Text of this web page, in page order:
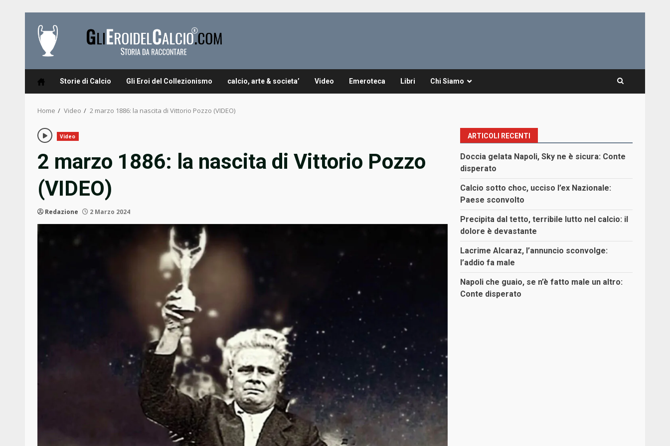
content
Storie di Calcio Gli Eroi del Collezionismo calcio, arte & societa’ Video Emeroteca Libri Chi Siamo
Home Video 2 marzo 1886: la nascita di Vittorio Pozzo (VIDEO)
Video
2 marzo 1886: la nascita di Vittorio Pozzo
(VIDEO)
Redazione 2 Marzo 2024
ARTICOLI RECENTI
Doccia gelata Napoli, Sky ne è sicura: Conte
disperato
Calcio sotto choc, ucciso l’ex Nazionale:
Paese sconvolto
Precipita dal tetto, terribile lutto nel calcio: il
dolore è devastante
Lacrime Alcaraz, l’annuncio sconvolge:
l’addio fa male
Napoli che guaio, se n’è fatto male un altro:
Conte disperato